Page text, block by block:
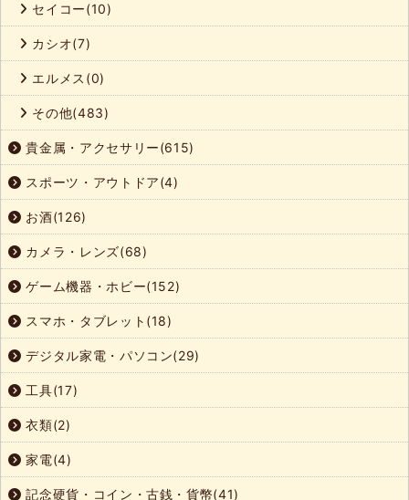
セイコー(10)
カシオ(7)
エルメス(0)
その他(483)
貴金属・アクセサリー(615)
スポーツ・アウトドア(4)
お酒(126)
カメラ・レンズ(68)
ゲーム機器・ホビー(152)
スマホ・タブレット(18)
デジタル家電・パソコン(29)
工具(17)
衣類(2)
家電(4)
記念硬貨・コイン・古銭・貨幣(41)